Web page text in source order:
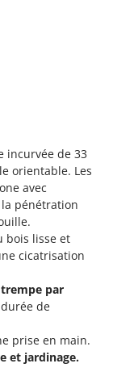
incurvée de 33
orientable. Les
avec
pénétration
bois lisse et
cicatrisation
par
de
prise en main.
et jardinage.